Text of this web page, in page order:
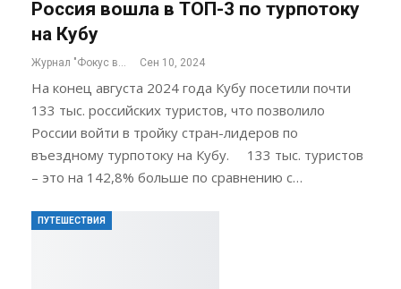
Россия вошла в ТОП-3 по турпотоку
на Кубу
Сен 10, 2024
На конец августа 2024 года Кубу посетили почти
133 тыс. российских туристов, что позволило
России войти в тройку стран-лидеров по
въездному турпотоку на Кубу. 133 тыс. туристов
– это на 142,8% больше по сравнению с…
ПУТЕШЕСТВИЯ